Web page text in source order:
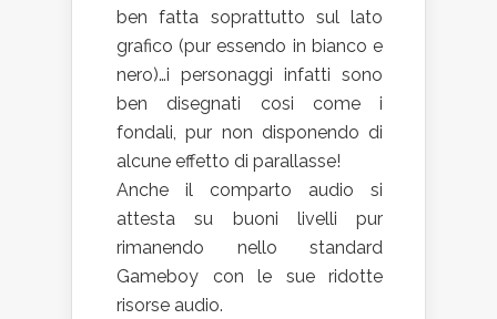
ben fatta soprattutto sul lato
grafico (pur essendo in bianco e
nero)…i personaggi infatti sono
ben disegnati cosi come i
fondali, pur non disponendo di
alcune effetto di parallasse!
Anche il comparto audio si
attesta su buoni livelli pur
rimanendo nello standard
Gameboy con le sue ridotte
risorse audio.